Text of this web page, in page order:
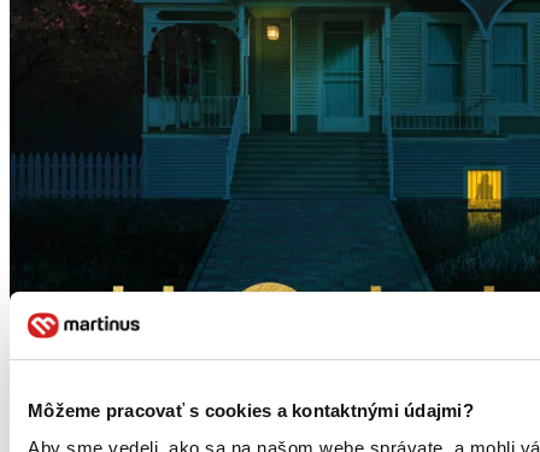
Môžeme pracovať s cookies a kontaktnými údajmi?
Aby sme vedeli, ako sa na našom webe správate, a mohli